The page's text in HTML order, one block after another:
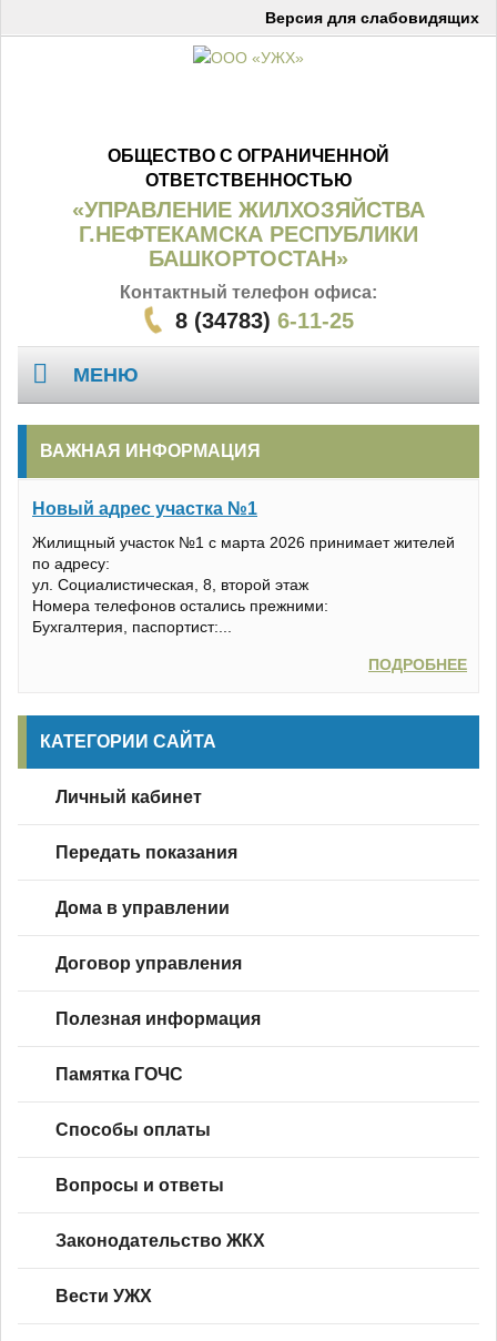
Версия для слабовидящих
ОБЩЕСТВО С ОГРАНИЧЕННОЙ
ОТВЕТСТВЕННОСТЬЮ
«УПРАВЛЕНИЕ ЖИЛХОЗЯЙСТВА
Г.НЕФТЕКАМСКА РЕСПУБЛИКИ
БАШКОРТОСТАН»
Контактный телефон офиса:
8 (34783) 6-11-25
МЕНЮ
Главная
Реквизиты
Режим работы
Контакты
Оплатить
Новости
Вопросы
Показания
Личный кабинет
ВАЖНАЯ ИНФОРМАЦИЯ
Новый адрес участка №1
Жилищный участок №1 с марта 2026 принимает жителей
по адресу:
ул. Социалистическая, 8, второй этаж
Номера телефонов остались прежними:
Бухгалтерия, паспортист:...
ПОДРОБНЕЕ
КАТЕГОРИИ САЙТА
Личный кабинет
Передать показания
Дома в управлении
Договор управления
Полезная информация
Памятка ГОЧС
Способы оплаты
Вопросы и ответы
Законодательство ЖКХ
Вести УЖХ